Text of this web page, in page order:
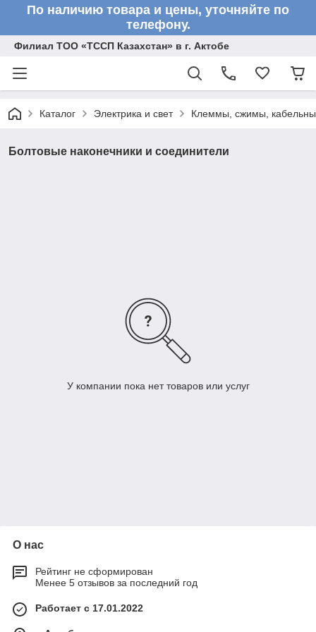
По наличию товара и цены, уточняйте по
телефону.
Филиал ТОО «ТССП Казахстан» в г. Актобе
Каталог Электрика и свет Клеммы, сжимы,
Болтовые наконечники и соединители
У компании пока нет товаров или услуг
О нас
Рейтинг не сформирован
Менее 5 отзывов за последний год
Работает с 17.01.2022